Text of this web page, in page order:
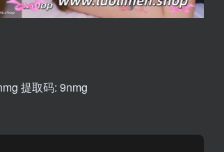
提取码: 9nmg